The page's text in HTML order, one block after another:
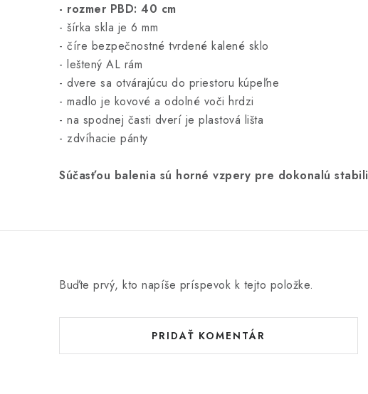
- rozmer PBD: 40 cm
- šírka skla je 6 mm
- číre bezpečnostné tvrdené kalené sklo
- leštený AL rám
- dvere sa otvárajúcu do priestoru kúpeľne
- madlo je kovové a odolné voči hrdzi
- na spodnej časti dverí je plastová lišta
- zdvíhacie pánty
Súčasťou balenia sú horné vzpery pre dokonalú
Buďte prvý, kto napíše príspevok k tejto položke.
PRIDAŤ KOMENTÁR